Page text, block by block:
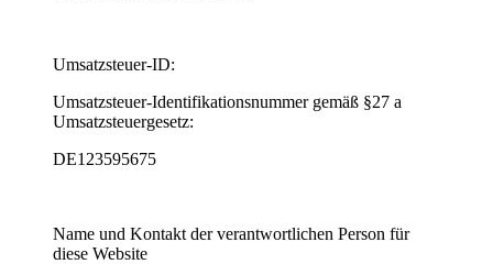
Umsatzsteuer-ID:
Umsatzsteuer-Identifikationsnummer gemäß §27 a
Umsatzsteuergesetz:
DE123595675
Name und Kontakt der verantwortlichen Person für
diese Website